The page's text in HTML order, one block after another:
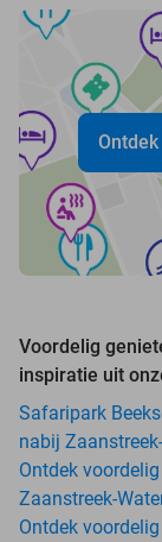
Voordelig
inspiratie uit
Safaripark
nabij
Ontdek
Zaanstreek-
Ontdek